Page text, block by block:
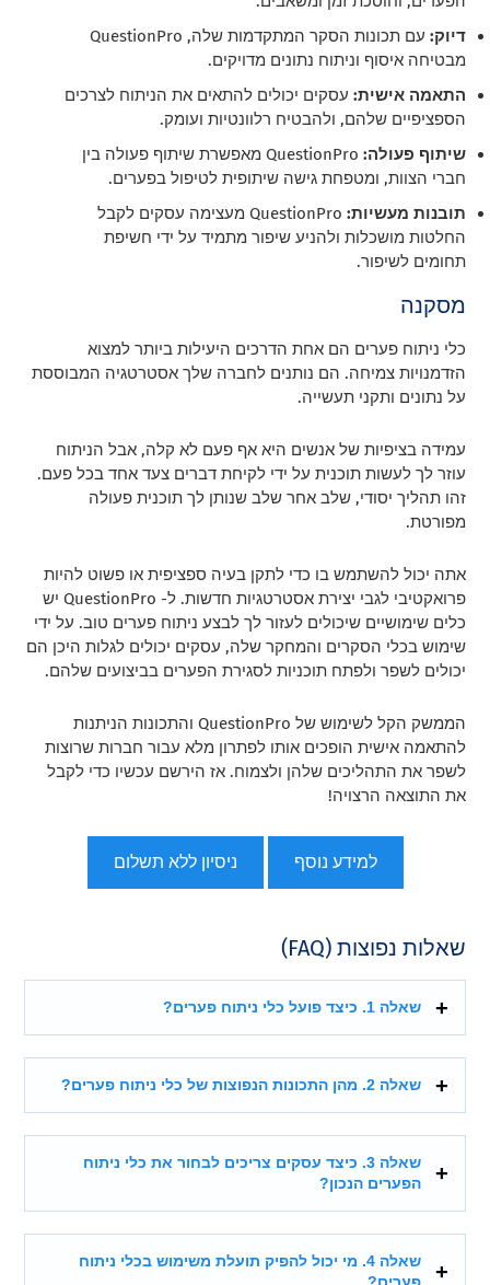
דיוק:
עם תכונות הסקר המתקדמות שלה, QuestionPro
מבטיחה איסוף וניתוח נתונים מדויקים.
התאמה אישית: עסקים יכולים להתאים את הניתוח לצרכים
הספציפיים שלהם, ולהבטיח רלוונטיות ועומק.
שיתוף פעולה:
QuestionPro מאפשרת שיתוף פעולה בין
חברי הצוות, ומטפחת גישה שיתופית לטיפול בפערים.
תובנות מעשיות:
QuestionPro מעצימה עסקים לקבל
החלטות מושכלות ולהניע שיפור מתמיד על ידי חשיפת
תחומים לשיפור.
מסקנה
כלי ניתוח פערים הם אחת הדרכים היעילות ביותר למצוא
הזדמנויות צמיחה. הם נותנים לחברה שלך אסטרטגיה המבוססת
על נתונים ותקני תעשייה.
עמידה בציפיות של אנשים היא אף פעם לא קלה, אבל הניתוח
עוזר לך לעשות תוכנית על ידי לקיחת דברים צעד אחד בכל פעם.
זהו תהליך יסודי, שלב אחר שלב שנותן לך תוכנית פעולה
מפורטת.
אתה יכול להשתמש בו כדי לתקן בעיה ספציפית או פשוט להיות
פרואקטיבי לגבי יצירת אסטרטגיות חדשות. ל- QuestionPro יש
כלים שימושיים שיכולים לעזור לך לבצע ניתוח פערים טוב. על ידי
שימוש בכלי הסקרים והמחקר שלה, עסקים יכולים לגלות היכן הם
יכולים לשפר ולפתח תוכניות לסגירת הפערים בביצועים שלהם.
הממשק הקל לשימוש של QuestionPro והתכונות הניתנות
להתאמה אישית הופכים אותו לפתרון מלא עבור חברות שרוצות
לשפר את התהליכים שלהן ולצמוח. אז הירשם עכשיו כדי לקבל
את התוצאה הרצויה!
למידע נוסף ניסיון ללא תשלום
שאלות נפוצות (FAQ)
שאלה 1. כיצד פועל כלי ניתוח פערים?
שאלה 2. מהן התכונות הנפוצות של כלי ניתוח פערים?
שאלה 3. כיצד עסקים צריכים לבחור את כלי ניתוח
הפערים הנכון?
שאלה 4. מי יכול להפיק תועלת משימוש בכלי ניתוח